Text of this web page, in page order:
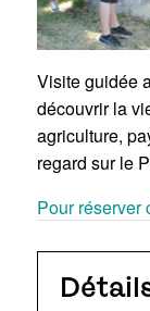
Visite guidée
découvrir la
agriculture,
regard sur le
Pour réserver